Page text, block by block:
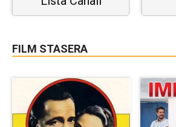
FILM STASERA